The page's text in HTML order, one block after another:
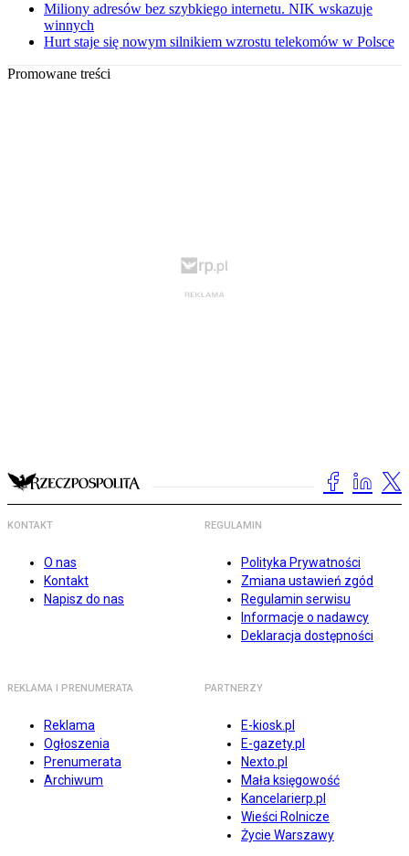
Miliony adresów bez szybkiego internetu. NIK wskazuje
winnych
Hurt staje się nowym silnikiem wzrostu telekomów w Polsce
Promowane treści
KONTAKT
O nas
Kontakt
Napisz do nas
REGULAMIN
Polityka Prywatności
Zmiana ustawień zgód
Regulamin serwisu
Informacje o nadawcy
Deklaracja dostępności
REKLAMA I PRENUMERATA
Reklama
Ogłoszenia
Prenumerata
Archiwum
PARTNERZY
E-kiosk.pl
E-gazety.pl
Nexto.pl
Mała księgowość
Kancelarierp.pl
Wieści Rolnicze
Życie Warszawy